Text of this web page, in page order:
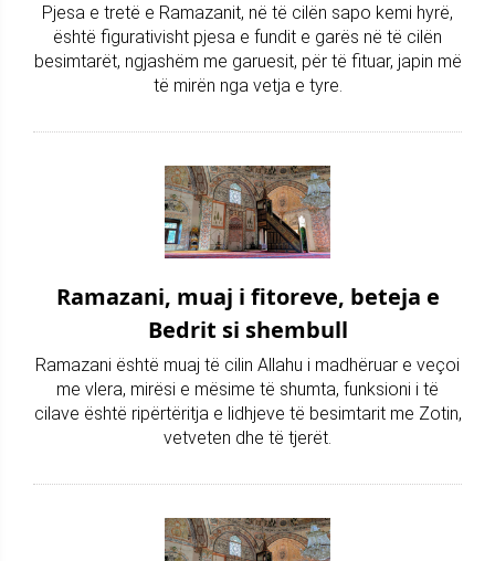
Pjesa e tretë e Ramazanit, në të cilën sapo kemi hyrë,
është figurativisht pjesa e fundit e garës në të cilën
besimtarët, ngjashëm me garuesit, për të fituar, japin më
të mirën nga vetja e tyre.
Ramazani, muaj i fitoreve, beteja e
Bedrit si shembull
Ramazani është muaj të cilin Allahu i madhëruar e veçoi
me vlera, mirësi e mësime të shumta, funksioni i të
cilave është ripërtëritja e lidhjeve të besimtarit me Zotin,
vetveten dhe të tjerët.